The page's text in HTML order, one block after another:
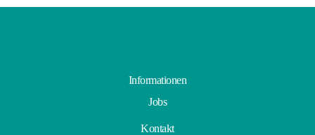
Informationen
Jobs
Kontakt